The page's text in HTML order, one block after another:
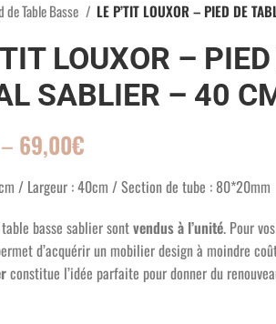
de Table Basse LE P’TIT LOUXOR – PIED DE
LOUXOR –
SABLIER – 40
– 69,00€
/ Largeur : 40cm / Section de tube : 80*20mm
basse sablier sontvendus à l’unité. Pour
d’acquérir un mobilier design à moindre
constitue l’idée parfaite pour donner du